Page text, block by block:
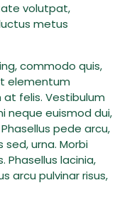
volutpat,
metus
commodo quis,
elementum
felis. Vestibulum
neque euismod dui,
pede arcu,
urna. Morbi
Phasellus lacinia,
arcu pulvinar risus,